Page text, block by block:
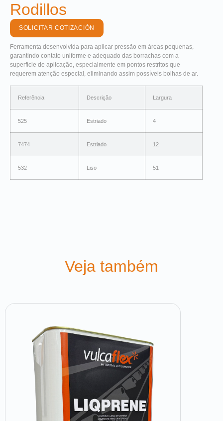
Rodillos
SOLICITAR COTIZACIÓN
Ferramenta desenvolvida para aplicar pressão em áreas pequenas,
garantindo contato uniforme e adequado das borrachas com a
superfície de aplicação, especialmente em pontos restritos que
requerem atenção especial, eliminando assim possíveis bolhas de ar.
Referência Descrição Largura
525 Estriado 4
7474 Estriado 12
532 Liso 51
Veja também